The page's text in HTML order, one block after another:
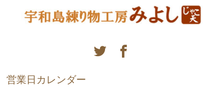
営業日カレンダー